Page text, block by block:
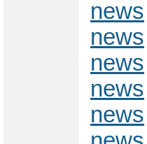
news
news
news
news
news